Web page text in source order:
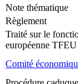
Note thématique
Règlement
Traité sur le
européenne
Comité